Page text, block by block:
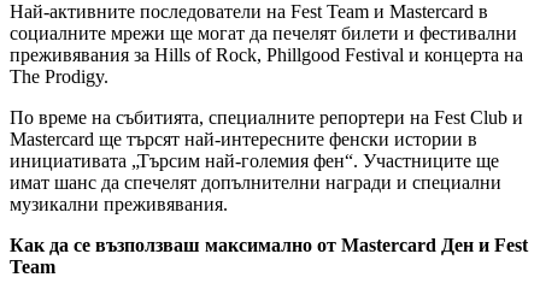
Най-активните последователи на Fest Team и Mastercard в
социалните мрежи ще могат да печелят билети и фестивални
преживявания за Hills of Rock, Phillgood Festival и концерта на
The Prodigy.
По време на събитията, специалните репортери на Fest Club и
Mastercard ще търсят най-интересните фенски истории в
инициативата „Търсим най-големия фен“. Участниците ще
имат шанс да спечелят допълнителни награди и специални
музикални преживявания.
Как да се възползваш максимално от Mastercard Ден и Fest
Team